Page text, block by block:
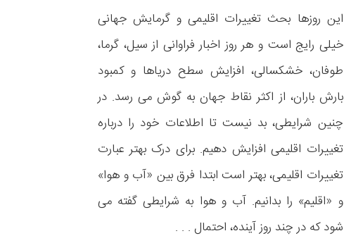
این روزها بحث تغییرات اقلیمی و گرمایش جهانی
خیلی رایج است و هر روز اخبار فراوانی از سیل، گرما،
طوفان، خشکسالی، افزایش سطح دریاها و کمبود
بارش باران، از اکثر نقاط جهان به گوش می رسد. در
چنین شرایطی، بد نیست تا اطلاعات خود را درباره
تغییرات اقلیمی افزایش دهیم. برای درک بهتر عبارت
تغییرات اقلیمی، بهتر است ابتدا فرق بین «آب و هوا»
و «اقلیم» را بدانیم. آب و هوا به شرایطی گفته می
شود که در چند روز آینده، احتمال . . .